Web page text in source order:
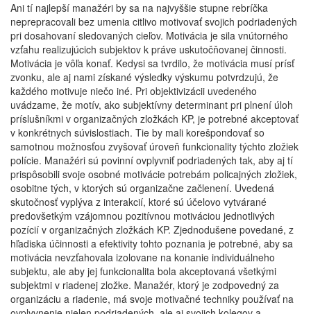
Ani tí najlepší manažéri by sa na najvyššie stupne rebríčka
neprepracovali bez umenia citlivo motivovať svojich podriadených
pri dosahovaní sledovaných cieľov. Motivácia je sila vnútorného
vzťahu realizujúcich subjektov k práve uskutočňovanej činnosti.
Motivácia je vôľa konať. Kedysi sa tvrdilo, že motivácia musí prísť
zvonku, ale aj nami získané výsledky výskumu potvrdzujú, že
každého motivuje niečo iné. Pri objektivizácii uvedeného
uvádzame, že motív, ako subjektívny determinant pri plnení úloh
príslušníkmi v organizačných zložkách KP, je potrebné akceptovať
v konkrétnych súvislostiach. Tie by mali korešpondovať so
samotnou možnosťou zvyšovať úroveň funkcionality týchto zložiek
polície. Manažéri sú povinní ovplyvniť podriadených tak, aby aj tí
prispôsobili svoje osobné motivácie potrebám policajných zložiek,
osobitne tých, v ktorých sú organizačne začlenení. Uvedená
skutočnosť vyplýva z interakcií, ktoré sú účelovo vytvárané
predovšetkým vzájomnou pozitívnou motiváciou jednotlivých
pozícií v organizačných zložkách KP. Zjednodušene povedané, z
hľadiska účinnosti a efektivity tohto poznania je potrebné, aby sa
motivácia nevzťahovala izolovane na konanie individuálneho
subjektu, ale aby jej funkcionalita bola akceptovaná všetkými
subjektmi v riadenej zložke. Manažér, ktorý je zodpovedný za
organizáciu a riadenie, má svoje motivačné techniky používať na